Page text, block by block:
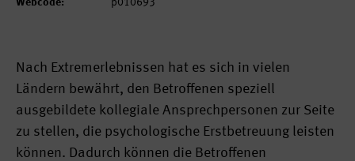
Webcode:
p010693
Nach Extremerlebnissen hat es sich in vielen
Ländern bewährt, den Betroffenen speziell
ausgebildete kollegiale Ansprechpersonen zur Seite
zu stellen, die psychologische Erstbetreuung leisten
können. Dadurch können die Betroffenen